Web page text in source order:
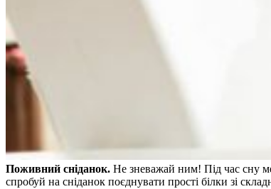
Поживний сніданок. Не зневажай ним! Під час сну
спробуй на сніданок поєднувати прості білки зі